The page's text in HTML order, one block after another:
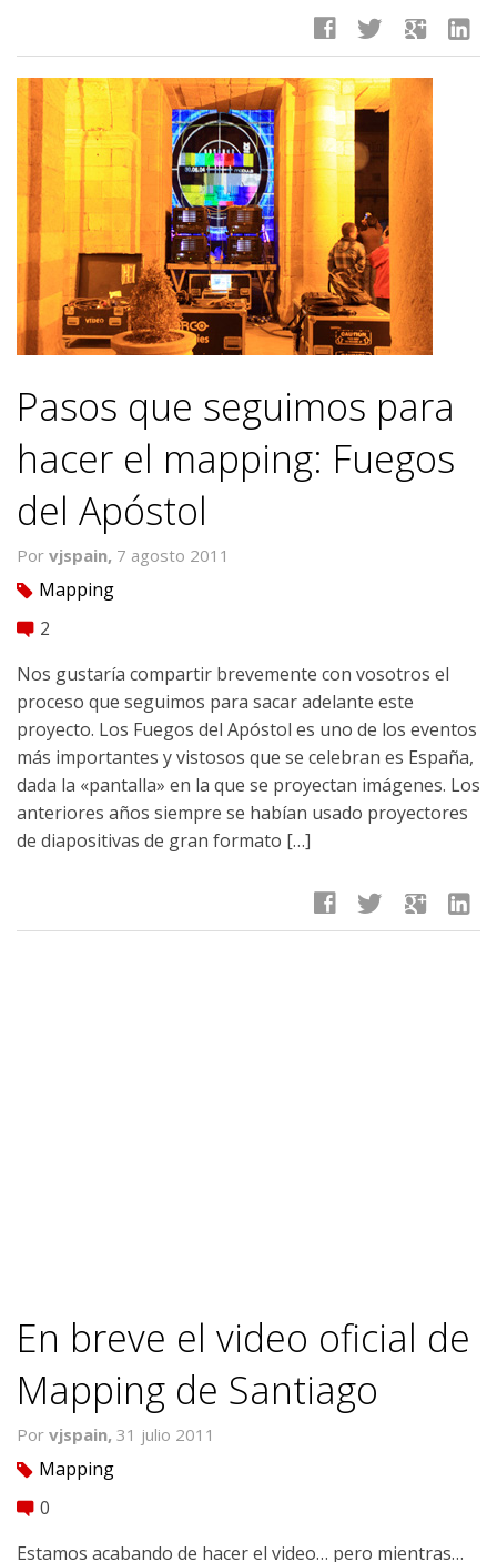
facebook twitter google linkedin
Pasos que seguimos para
hacer el mapping: Fuegos
del Apóstol
Por vjspain, 7 agosto 2011
tag Mapping
comment 2
Nos gustarí­a compartir brevemente con vosotros el
proceso que seguimos para sacar adelante este
proyecto. Los Fuegos del Apóstol es uno de los eventos
más importantes y vistosos que se celebran es España,
dada la «pantalla» en la que se proyectan imágenes. Los
anteriores años siempre se habí­an usado proyectores
de diapositivas de gran formato […]
facebook twitter google linkedin
En breve el video oficial de
Mapping de Santiago
Por vjspain, 31 julio 2011
tag Mapping
comment 0
Estamos acabando de hacer el video… pero mientras…